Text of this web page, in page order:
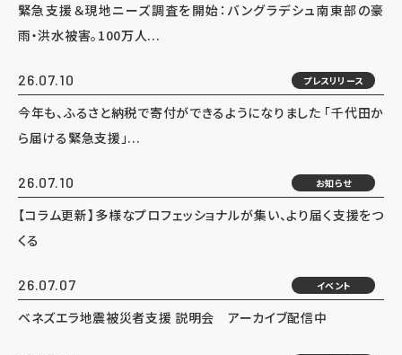
緊急支援＆現地ニーズ調査を開始：バングラデシュ南東部の豪
雨・洪水被害。100万人...
26.07.10 プレスリリース
今年も、ふるさと納税で寄付ができるようになりました 「千代田か
ら届ける緊急支援」...
26.07.10 お知らせ
【コラム更新】多様なプロフェッショナルが集い、より届く支援をつ
くる
26.07.07 イベント
ベネズエラ地震被災者支援 説明会 アーカイブ配信中